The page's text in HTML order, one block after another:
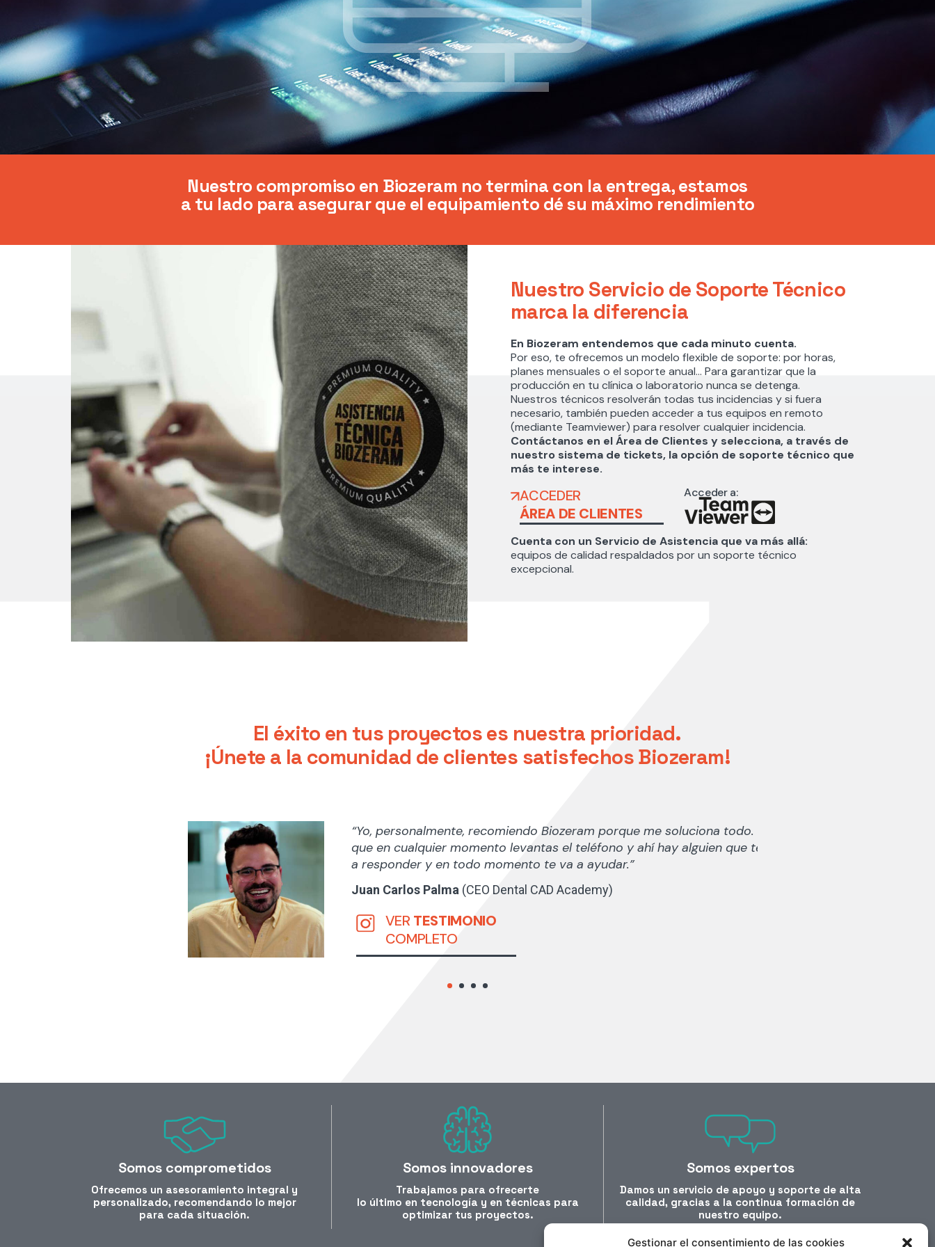
Gestionar el consentimiento de las cookies
Nuestro compromiso en Biozeram no termina con la entrega, estamos
a tu lado para asegurarque el equipamiento dé su máximo rendimiento
Nuestro Servicio de Soporte Técnico
marca la diferencia
En Biozeram entendemos que cada minuto cuenta.
Por eso, te ofrecemos un modelo flexible de soporte: por horas,
planes mensuales o el soporte anual… Para garantizar que la
producción en tu clínica o laboratorio nunca se detenga.
Nuestros técnicos resolverán todas tus incidencias y si fuera
necesario, también pueden acceder a tus equipos en remoto
(mediante Teamviewer) para resolver cualquier incidencia.
Contáctanos en el Área de Clientes y selecciona, a través de
nuestro sistema de tickets, la opción de soporte técnico que
más te interese.
ACCEDER
ÁREA DE CLIENTES
Acceder a:
Cuenta con un Servicio de Asistencia que va más allá:
equipos de calidad respaldados por un soporte técnico
excepcional.
El éxito en tus proyectos es nuestra prioridad.
¡Únete a la comunidad de clientes satisfechos Biozeram!
“Yo, personalmente, recomiendo Biozeram porque me soluciona todo. Sé
que en cualquier momento levantas el teléfono y ahí hay alguien que te va
a responder y en todo momento te va a ayudar.”
Juan Carlos Palma (CEO Dental CAD Academy)
VER TESTIMONIO
COMPLETO
Somos comprometidos
Ofrecemos un asesoramiento integral y
personalizado, recomendando lo mejor
para cada situación.
Somos innovadores
Trabajamos para ofrecerte
lo último en tecnología y en técnicas para
optimizar tus proyectos.
Somos expertos
Damos un servicio de apoyo y soporte de alta
calidad, gracias a la continua formación de
nuestro equipo.